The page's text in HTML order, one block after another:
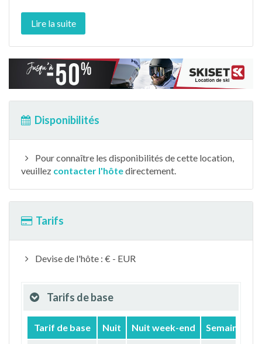
Lire la suite
Disponibilités
Pour connaître les disponibilités de cette location,
veuillez contacter l'hôtedirectement.
Tarifs
Devise de l'hôte : € - EUR
Tarifs de base
Tarif de base Nuit Nuit week-end Semaine